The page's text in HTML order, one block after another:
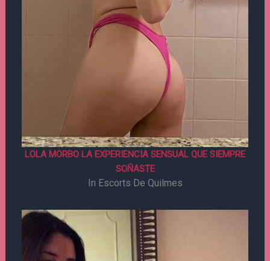
LOLA MORBO LA EXPERIENCIA SENSUAL QUE SIEMPRE
SOÑASTE
In Escorts De Quilmes